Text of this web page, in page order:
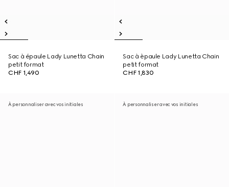
Sac à épaule Lady Lunetta Chain
petit format
CHF 1,490
Sac à èpaule Lady Lunetta Chain
petit format
CHF 1,830
À personnaliser avec vos initiales À personnaliser avec vos initiales